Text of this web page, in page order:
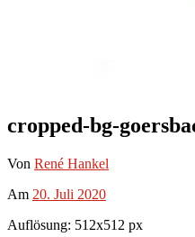
cropped-bg-
Von René Hankel
Am 20. Juli 2020
Auflösung: 512x512 px